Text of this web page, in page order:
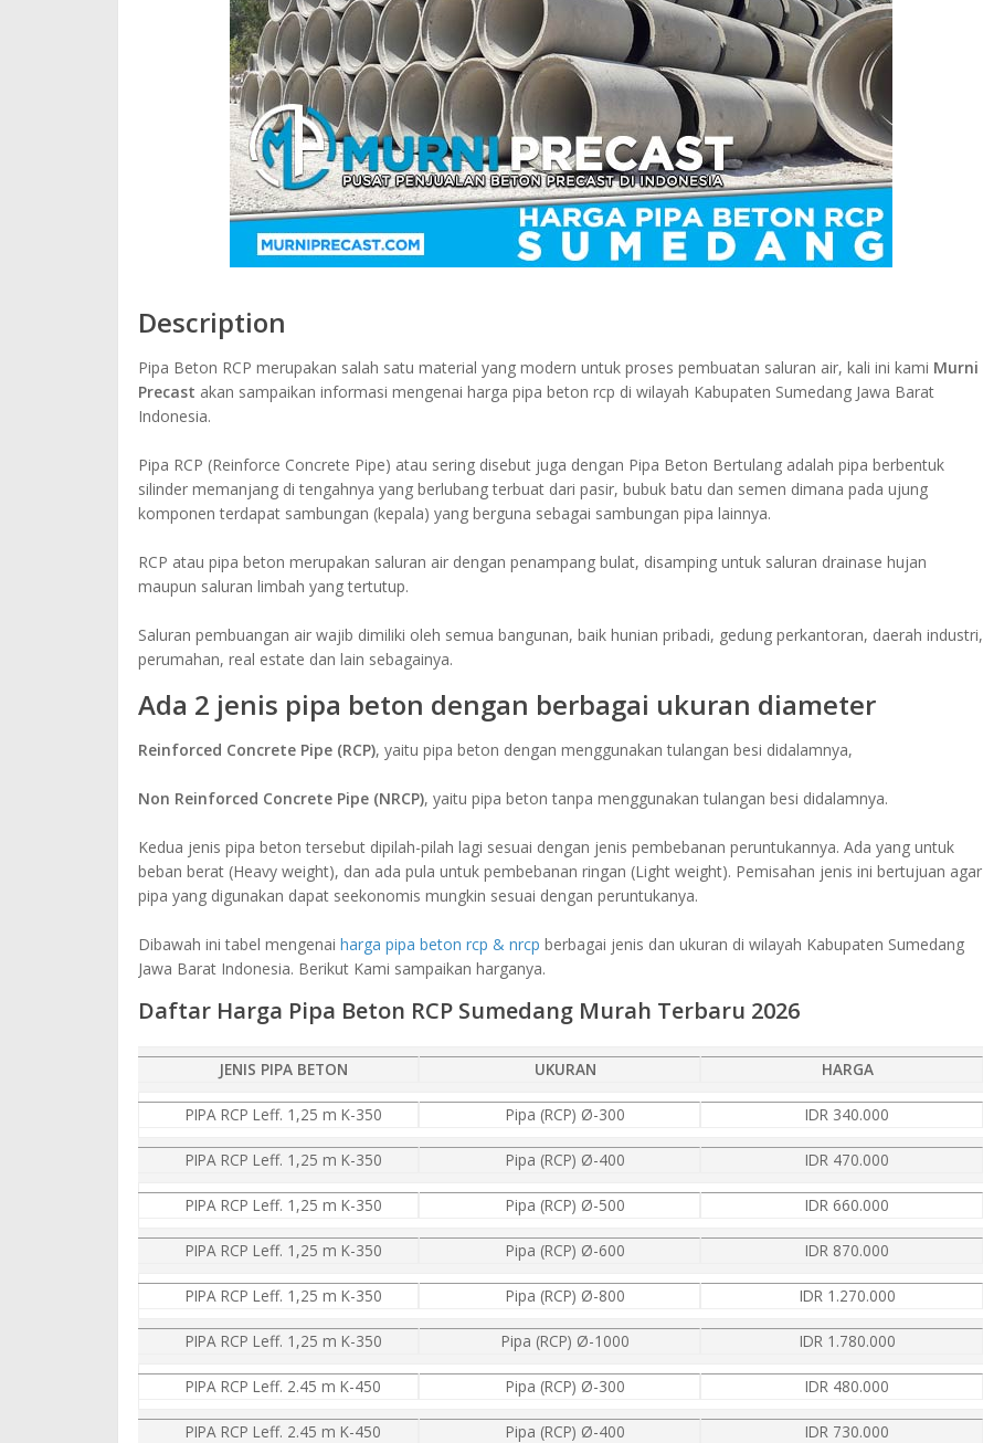
Description
Pipa Beton RCP merupakan salah satu material yang modern untuk proses pembuatan saluran air, kali ini kami Murni
Precast akan sampaikan informasi mengenai harga pipa beton rcp di wilayah Kabupaten Sumedang Jawa Barat
Indonesia.
Pipa RCP (Reinforce Concrete Pipe) atau sering disebut juga dengan Pipa Beton Bertulang adalah pipa berbentuk
silinder memanjang di tengahnya yang berlubang terbuat dari pasir, bubuk batu dan semen dimana pada ujung
komponen terdapat sambungan (kepala) yang berguna sebagai sambungan pipa lainnya.
RCP atau pipa beton merupakan saluran air dengan penampang bulat, disamping untuk saluran drainase hujan
maupun saluran limbah yang tertutup.
Saluran pembuangan air wajib dimiliki oleh semua bangunan, baik hunian pribadi, gedung perkantoran, daerah industri,
perumahan, real estate dan lain sebagainya.
Ada 2 jenis pipa beton dengan berbagai ukuran diameter
Reinforced Concrete Pipe (RCP), yaitu pipa beton dengan menggunakan tulangan besi didalamnya,
Non Reinforced Concrete Pipe (NRCP), yaitu pipa beton tanpa menggunakan tulangan besi didalamnya.
Kedua jenis pipa beton tersebut dipilah-pilah lagi sesuai dengan jenis pembebanan peruntukannya. Ada yang untuk
beban berat (Heavy weight), dan ada pula untuk pembebanan ringan (Light weight). Pemisahan jenis ini bertujuan agar
pipa yang digunakan dapat seekonomis mungkin sesuai dengan peruntukanya.
Dibawah ini tabel mengenai harga pipa beton rcp & nrcp berbagai jenis dan ukuran di wilayah Kabupaten Sumedang
Jawa Barat Indonesia. Berikut Kami sampaikan harganya.
Daftar Harga Pipa Beton RCP Sumedang Murah Terbaru 2026
JENIS PIPA BETON UKURAN HARGA
PIPA RCP Leff. 1,25 m K-350 Pipa (RCP) Ø-300 IDR 340.000
PIPA RCP Leff. 1,25 m K-350 Pipa (RCP) Ø-400 IDR 470.000
PIPA RCP Leff. 1,25 m K-350 Pipa (RCP) Ø-500 IDR 660.000
PIPA RCP Leff. 1,25 m K-350 Pipa (RCP) Ø-600 IDR 870.000
PIPA RCP Leff. 1,25 m K-350 Pipa (RCP) Ø-800 IDR 1.270.000
PIPA RCP Leff. 1,25 m K-350 Pipa (RCP) Ø-1000 IDR 1.780.000
PIPA RCP Leff. 2.45 m K-450 Pipa (RCP) Ø-300 IDR 480.000
PIPA RCP Leff. 2.45 m K-450 Pipa (RCP) Ø-400 IDR 730.000